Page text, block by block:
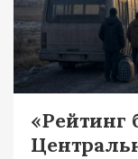
«Рейтинг